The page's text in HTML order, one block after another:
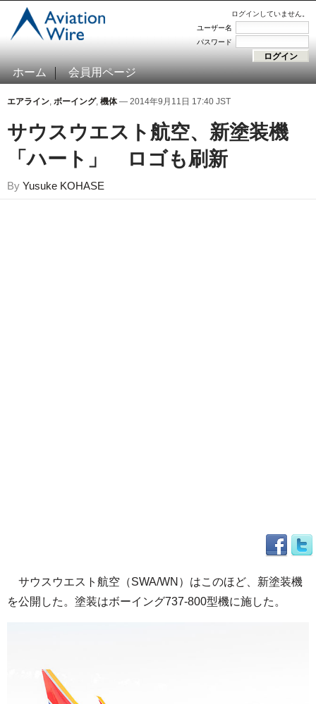
ログインしていません。
ユーザー名
パスワード
ホーム 会員用ページ
エアライン, ボーイング, 機体— 2014年9月11日 17:40 JST
サウスウエスト航空、新塗装機
「ハート」 ロゴも刷新
By Yusuke KOHASE
サウスウエスト航空（SWA/WN）はこのほど、新塗装機
を公開した。塗装はボーイング737-800型機に施した。